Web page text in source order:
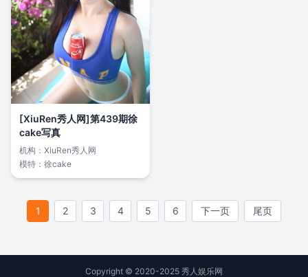
[XiuRen秀人网]第439期徐
cake写真
机构： XiuRen秀人网
模特： 徐cake
1 2 3 4 5 6 下一页 尾页
Copyright © 2020-2025 秀人娱乐网